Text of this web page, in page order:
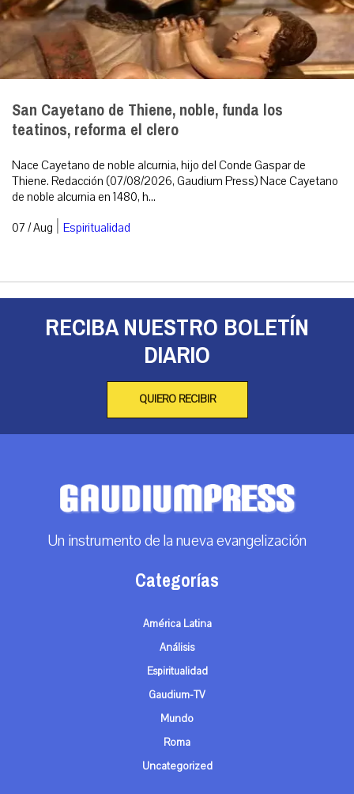
San Cayetano de Thiene, noble, funda los
teatinos, reforma el clero
Nace Cayetano de noble alcurnia, hijo del Conde Gaspar de
Thiene. Redacción (07/08/2026, Gaudium Press) Nace Cayetano
de noble alcurnia en 1480, h...
07 / Aug | Espiritualidad
RECIBA NUESTRO BOLETÍN
DIARIO
QUIERO RECIBIR
Un instrumento de la nueva evangelización
Categorías
América Latina
Análisis
Espiritualidad
Gaudium-TV
Mundo
Roma
Uncategorized